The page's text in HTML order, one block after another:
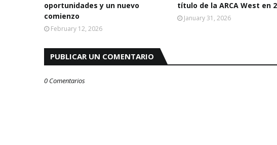
oportunidades y un nuevo
comienzo
February 12, 2026
título de la ARCA West en
January 31, 2026
PUBLICAR UN COMENTARIO
0 Comentarios